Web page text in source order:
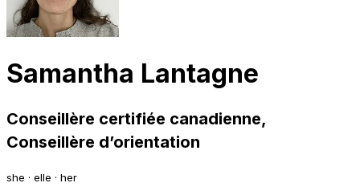
Samantha Lantagne
Conseillère certifiée canadienne,
Conseillère d’orientation
she · elle · her